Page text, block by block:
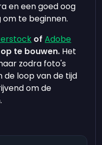
en een goed oog
te beginnen.
ofAdobe
te bouwen. Het
zodra foto's
de loop van de tijd
om de